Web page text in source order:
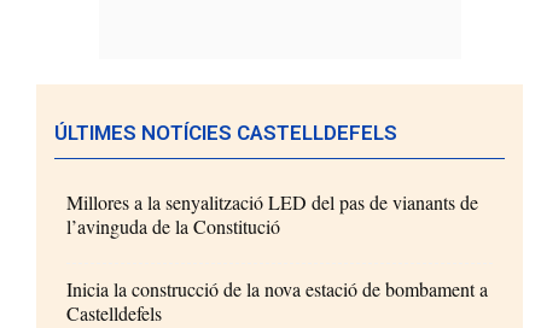
ÚLTIMES NOTÍCIES CASTELLDEFELS
Millores a la senyalització LED del pas de vianants de
l’avinguda de la Constitució
Inicia la construcció de la nova estació de bombament a
Castelldefels